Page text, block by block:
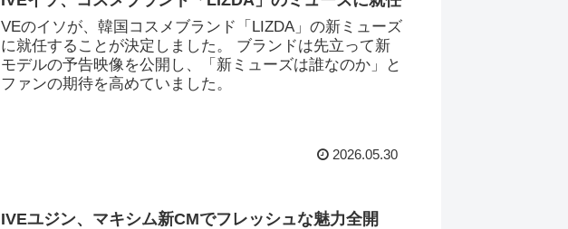
VEのイソが、韓国コスメブランド「LIZDA」の新ミューズ
に就任することが決定しました。 ブランドは先立って新
モデルの予告映像を公開し、「新ミューズは誰なのか」と
ファンの期待を高めていました。
2026.05.30
IVEユジン、マキシム新CMでフレッシュな魅力全開